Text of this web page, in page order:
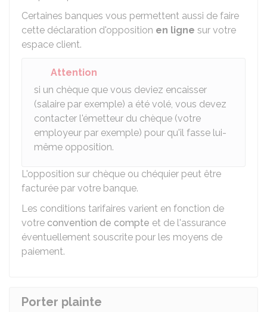
Certaines banques vous permettent aussi de faire
cette déclaration d'opposition en ligne sur votre
espace client.
Attention
si un chèque que vous deviez encaisser
(salaire par exemple) a été volé, vous devez
contacter l'émetteur du chèque (votre
employeur par exemple) pour qu'il fasse lui-
même opposition.
L'opposition sur chèque ou chéquier peut être
facturée par votre banque.
Les conditions tarifaires varient en fonction de
votre convention de compte et de l'assurance
éventuellement souscrite pour les moyens de
paiement.
Porter plainte